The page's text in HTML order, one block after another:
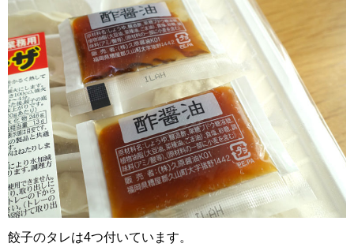
餃子のタレは4つ付いています。